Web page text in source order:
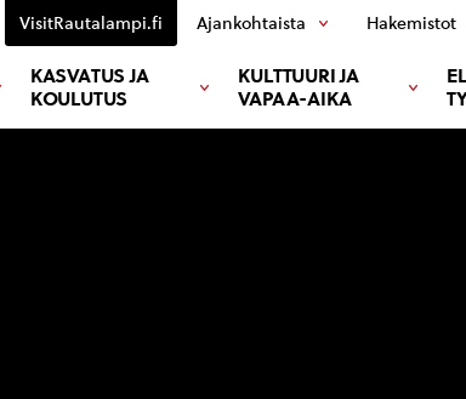
KASVATUS JA
KOULUTUS
KULTTUURI JA
VAPAA-AIKA
VisitRautalampi.fi Ajankohtaista Hakemistot